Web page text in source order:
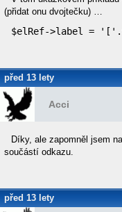
(přidat onu dvojtečku) …
$elRef->label =
před 13 lety
Acci
Díky, ale zapomněl jsem
součástí odkazu.
před 13 lety